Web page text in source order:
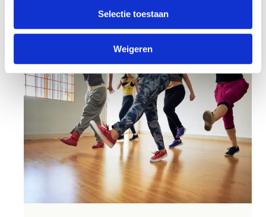
Selectie toestaan
Weigeren